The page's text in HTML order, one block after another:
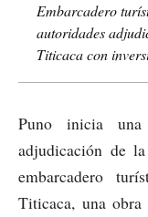
Embarcadero
autoridades
Titicaca con
Puno inicia
adjudicación de
embarcadero
Titicaca, una